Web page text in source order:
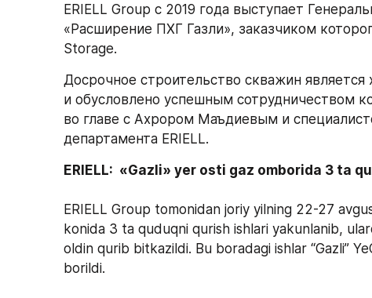
ERIELL Group с 2019 года выступает
«Расширение ПХГ Газли», заказчиком
Storage.
Досрочное строительство скважин
и обусловлено успешным сотрудничеством
во главе с Ахрором Маъдиевым и
департамента ERIELL.
ERIELL:  «Gazli» yer osti gaz omborida 3
ERIELL Group tomonidan joriy yilning 22-27
konida 3 ta quduqni qurish ishlari yakunlanib,
oldin qurib bitkazildi. Bu boradagi ishlar “Gazli”
borildi.